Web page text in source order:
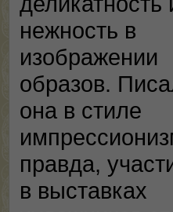
нежность в
изображении
образов.
она в стиле
правда,
в выставках